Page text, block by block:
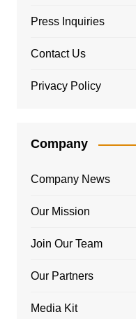
Press Inquiries
Contact Us
Privacy Policy
Company
Company News
Our Mission
Join Our Team
Our Partners
Media Kit